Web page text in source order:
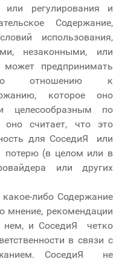
или регулирования и
Содержание,
использования,
незаконными, или
предпринимать
отношению к
которое оно
целесообразным по
оно считает, что это
для СоседиЯ или
потерю (в целом или в
или других
либо Содержание
мнение, рекомендации
нем, и СоседиЯ четко
в связи с
СоседиЯ не